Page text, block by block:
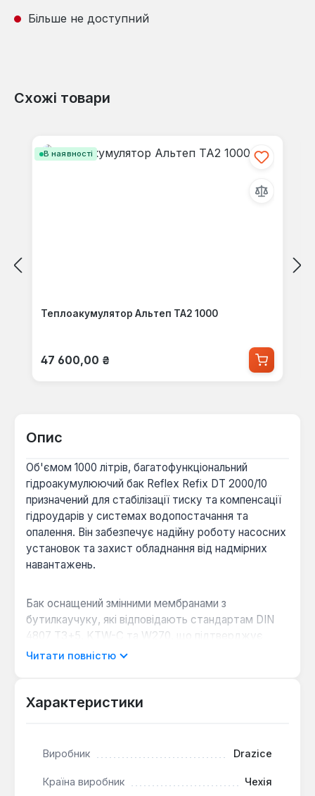
Більше не доступний
Схожі товари
В наявності
Теплоакумулятор Альтеп ТА2 1000
Звичайна ціна:
47 600,00 ₴
Опис
Об'ємом 1000 літрів, багатофункціональний
гідроакумулюючий бак Reflex Refix DT 2000/10
призначений для стабілізації тиску та компенсації
гідроударів у системах водопостачання та
опалення. Він забезпечує надійну роботу насосних
установок та захист обладнання від надмірних
навантажень.
Бак оснащений змінними мембранами з
бутилкаучуку, які відповідають стандартам DIN
4807 T3+5, KTW-C та W270, що підтверджує
їхню придатність для систем питного
Довготривала робоча температура
гарячого водопостачання.
Вертикальний спосіб встановлення робить його
Читати повністю
Характеристики
Виробник Drazice
Країна виробник Чехія